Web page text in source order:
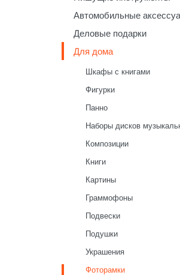
Автомобильные
Деловые подарки
Для дома
Шкафы с книгами
Фигурки
Панно
Наборы дисков
Композиции
Книги
Картины
Граммофоны
Подвески
Подушки
Украшения
Фоторамки